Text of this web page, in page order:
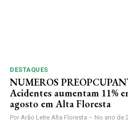
DESTAQUES
NUMEROS
Acidentes aumentam 11%
agosto em Alta Floresta
Por Arão Leite Alta Floresta – No ano de